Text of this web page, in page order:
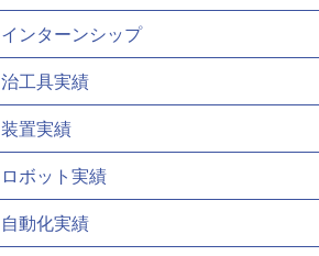
インターンシップ
治工具実績
装置実績
ロボット実績
自動化実績